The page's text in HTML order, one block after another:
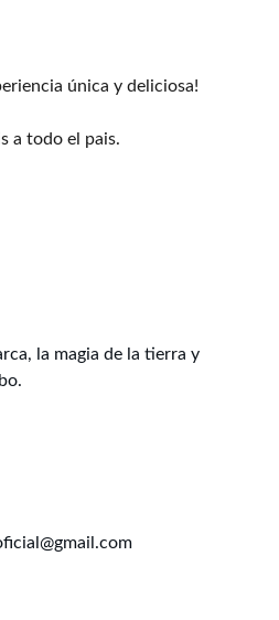
única y deliciosa!
a todo el pais.
la magia de la tierra y